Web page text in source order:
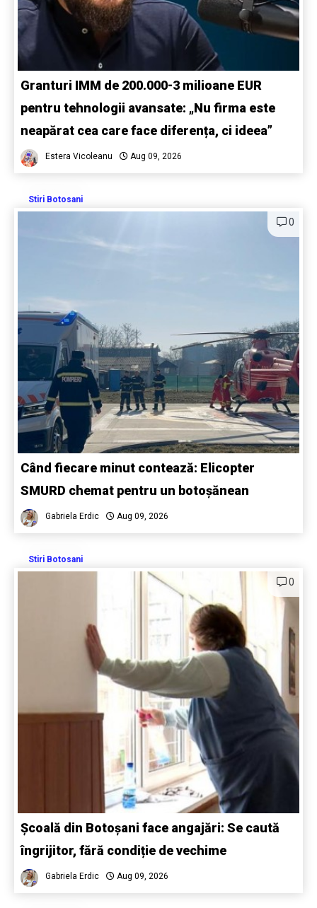
Granturi IMM de 200.000-3 milioane EUR
pentru tehnologii avansate: „Nu firma este
neapărat cea care face diferența, ci ideea”
Estera Vicoleanu Aug 09, 2026
Stiri Botosani
0
Când fiecare minut contează: Elicopter
SMURD chemat pentru un botoșănean
Gabriela Erdic Aug 09, 2026
Stiri Botosani
0
Școală din Botoșani face angajări: Se caută
îngrijitor, fără condiție de vechime
Gabriela Erdic Aug 09, 2026